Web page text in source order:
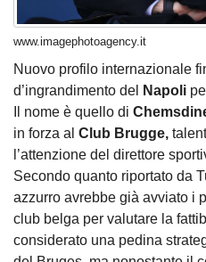
www.imagephotoagency.it
Nuovo profilo internazionale
d’ingrandimento del
Napoli
Il nome è quello di
in forza al Club Brugge,
l’attenzione del direttore
Secondo quanto riportato da
azzurro avrebbe già avviato i
club belga per valutare la
considerato una pedina